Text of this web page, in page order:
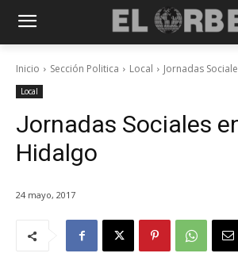
Inicio Sección Politica Local Jornadas
Local
Jornadas Sociales
Hidalgo
24 mayo, 2017